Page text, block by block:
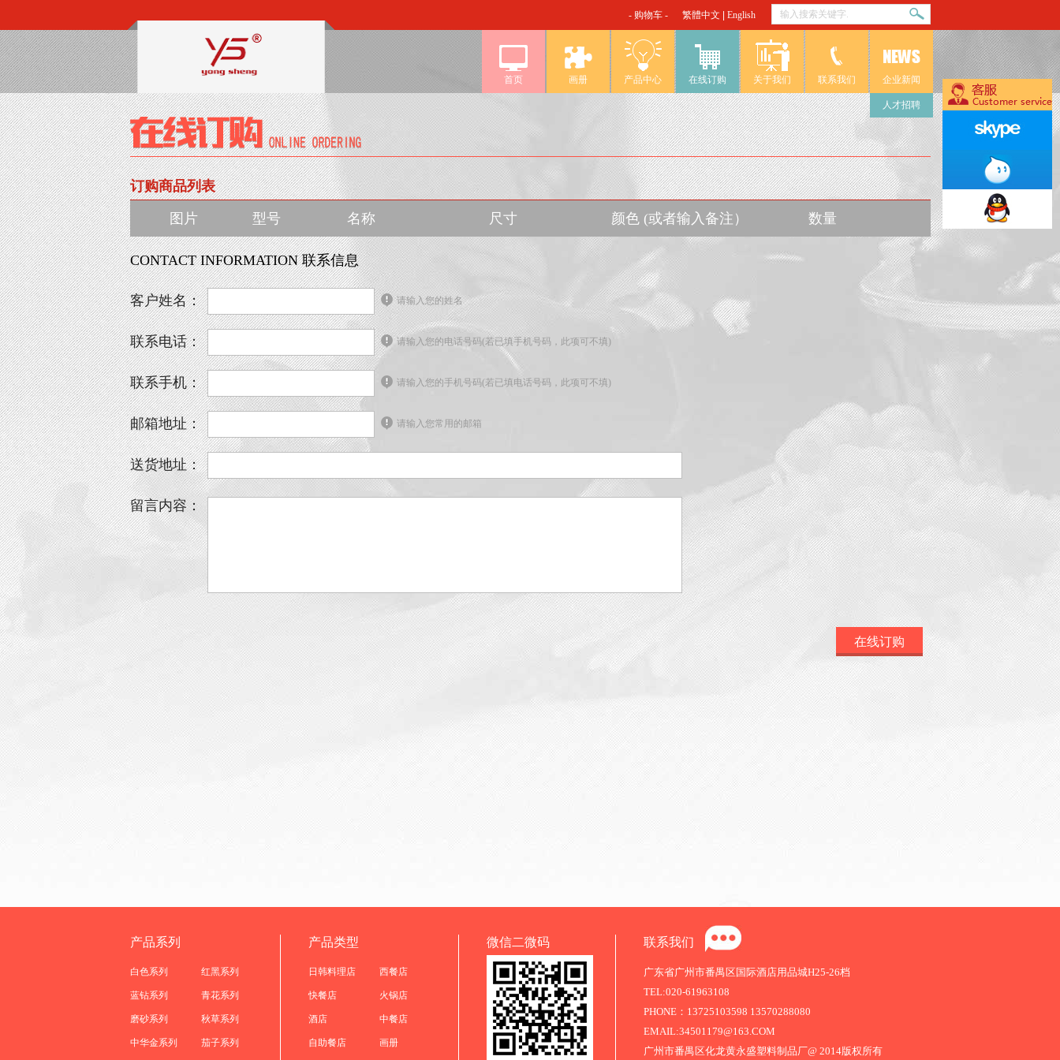
- 购物车 - 繁體中文 English
首页 画册 产品中心 在线订购 关于我们 联系我们 企业新闻
人才招聘
订购商品列表
图片 型号 名称 尺寸 颜色 (或者输入备注） 数量
CONTACT INFORMATION 联系信息
客户姓名： 请输入您的姓名
联系电话： 请输入您的电话号码(若已填手机号码，此项可不填)
联系手机： 请输入您的手机号码(若已填电话号码，此项可不填)
邮箱地址： 请输入您常用的邮箱
送货地址：
留言内容：
产品系列
白色系列 红黑系列
蓝钻系列 青花系列
磨砂系列 秋草系列
中华金系列 茄子系列
产品类型
日韩料理店 西餐店
快餐店 火锅店
酒店 中餐店
自助餐店 画册
微信二微码 联系我们
广东省广州市番禺区国际酒店用品城H25-26档
TEL:020-61963108
PHONE：13725103598 13570288080
EMAIL:34501179@163.COM
广州市番禺区化龙黄永盛塑料制品厂@ 2014版权所有